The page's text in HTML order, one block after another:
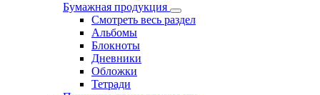
Бумажная продукция
Смотреть весь раздел
Альбомы
Блокноты
Дневники
Обложки
Тетради